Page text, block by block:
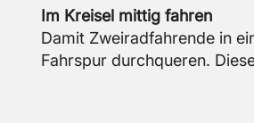
Im Krei­sel mit­tig fah­ren
Damit Zwei­rad­fah­ren­de in
Fahr­spur durch­que­ren.